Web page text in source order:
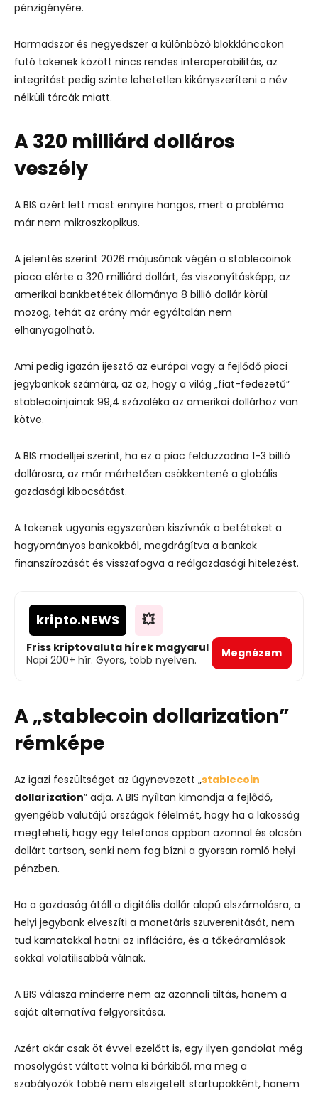
pénzigényére.
Harmadszor és negyedszer a különböző blokkláncokon
futó tokenek között nincs rendes interoperabilitás, az
integritást pedig szinte lehetetlen kikényszeríteni a név
nélküli tárcák miatt.
A 320 milliárd dolláros
veszély
A BIS azért lett most ennyire hangos, mert a probléma
már nem mikroszkopikus.
A jelentés szerint 2026 májusának végén a stablecoinok
piaca elérte a 320 milliárd dollárt, és viszonyításképp, az
amerikai bankbetétek állománya 8 billió dollár körül
mozog, tehát az arány már egyáltalán nem
elhanyagolható.
Ami pedig igazán ijesztő az európai vagy a fejlődő piaci
jegybankok számára, az az, hogy a világ „fiat-fedezetű”
stablecoinjainak 99,4 százaléka az amerikai dollárhoz van
kötve.
A BIS modelljei szerint, ha ez a piac felduzzadna 1-3 billió
dollárosra, az már mérhetően csökkentené a globális
gazdasági kibocsátást.
A tokenek ugyanis egyszerűen kiszívnák a betéteket a
hagyományos bankokból, megdrágítva a bankok
finanszírozását és visszafogva a reálgazdasági hitelezést.
kripto.NEWS 💥
Friss kriptovaluta hírek magyarul
Napi 200+ hír. Gyors, több nyelven.
Megnézem
A „stablecoin dollarization”
rémképe
Az igazi feszültséget az úgynevezett „stablecoin
dollarization” adja. A BIS nyíltan kimondja a fejlődő,
gyengébb valutájú országok félelmét, hogy ha a lakosság
megteheti, hogy egy telefonos appban azonnal és olcsón
dollárt tartson, senki nem fog bízni a gyorsan romló helyi
pénzben.
Ha a gazdaság átáll a digitális dollár alapú elszámolásra, a
helyi jegybank elveszíti a monetáris szuverenitását, nem
tud kamatokkal hatni az inflációra, és a tőkeáramlások
sokkal volatilisabbá válnak.
A BIS válasza minderre nem az azonnali tiltás, hanem a
saját alternatíva felgyorsítása.
Azért akár csak öt évvel ezelőtt is, egy ilyen gondolat még
mosolygást váltott volna ki bárkiből, ma meg a
szabályozók többé nem elszigetelt startupokként, hanem